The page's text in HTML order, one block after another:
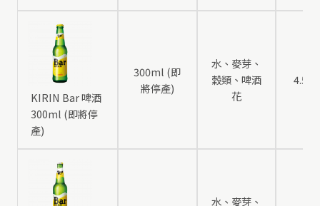
KIRIN Bar 啤酒
300ml (即將停
產)
300ml (即
將停產)
水、麥芽、
穀類、啤酒
花
4.5
水、麥芽、